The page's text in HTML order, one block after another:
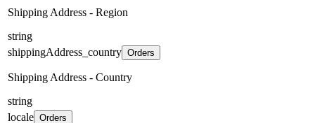
Shipping Address - Region
string
shippingAddress_country Orders
Shipping Address - Country
string
locale Orders